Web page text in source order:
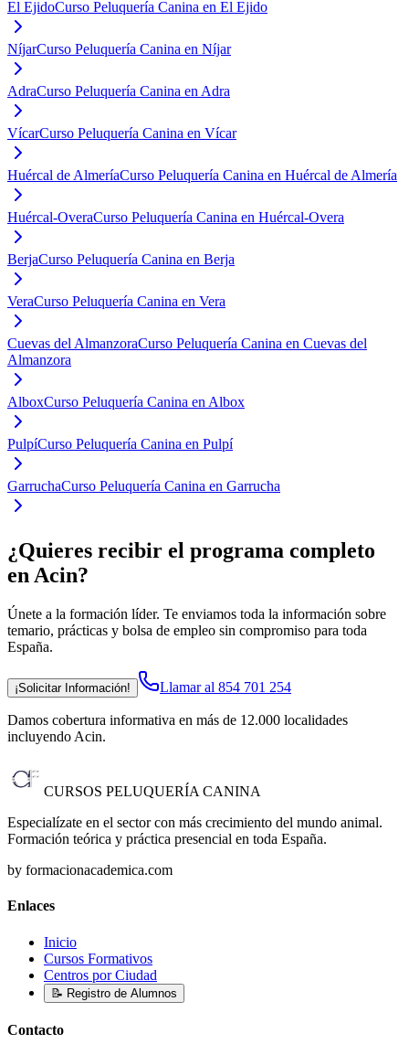
El EjidoCurso Peluquería Canina en El Ejido
NíjarCurso Peluquería Canina en Níjar
AdraCurso Peluquería Canina en Adra
VícarCurso Peluquería Canina en Vícar
Huércal de AlmeríaCurso Peluquería Canina en Huércal de Almería
Huércal-OveraCurso Peluquería Canina en Huércal-Overa
BerjaCurso Peluquería Canina en Berja
VeraCurso Peluquería Canina en Vera
Cuevas del AlmanzoraCurso Peluquería Canina en Cuevas del
Almanzora
AlboxCurso Peluquería Canina en Albox
PulpíCurso Peluquería Canina en Pulpí
GarruchaCurso Peluquería Canina en Garrucha
¿Quieres recibir el programa completo
en Acin?
Únete a la formación líder. Te enviamos toda la información sobre
temario, prácticas y bolsa de empleo sin compromiso para toda
España.
¡Solicitar Información! Llamar al 854 701 254
Damos cobertura informativa en más de 12.000 localidades
incluyendo Acin.
CURSOS PELUQUERÍA CANINA
Especialízate en el sector con más crecimiento del mundo animal.
Formación teórica y práctica presencial en toda España.
by formacionacademica.com
Enlaces
Inicio
Cursos Formativos
Centros por Ciudad
📝 Registro de Alumnos
Contacto